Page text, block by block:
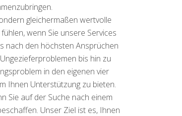
gleichermaßen wertvolle
wenn Sie unsere Services
nach den höchsten Ansprüchen
bis hin zu
in den eigenen vier
Ihnen Unterstützung zu bieten.
Sie auf der Suche nach einem
Unser Ziel ist es, Ihnen